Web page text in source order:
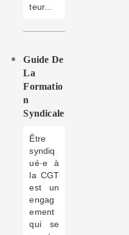
teur...
Guide De
La
Formatio
N
Syndicale
Être
syndiq
ué·e à
la CGT
est un
engag
ement
qui se